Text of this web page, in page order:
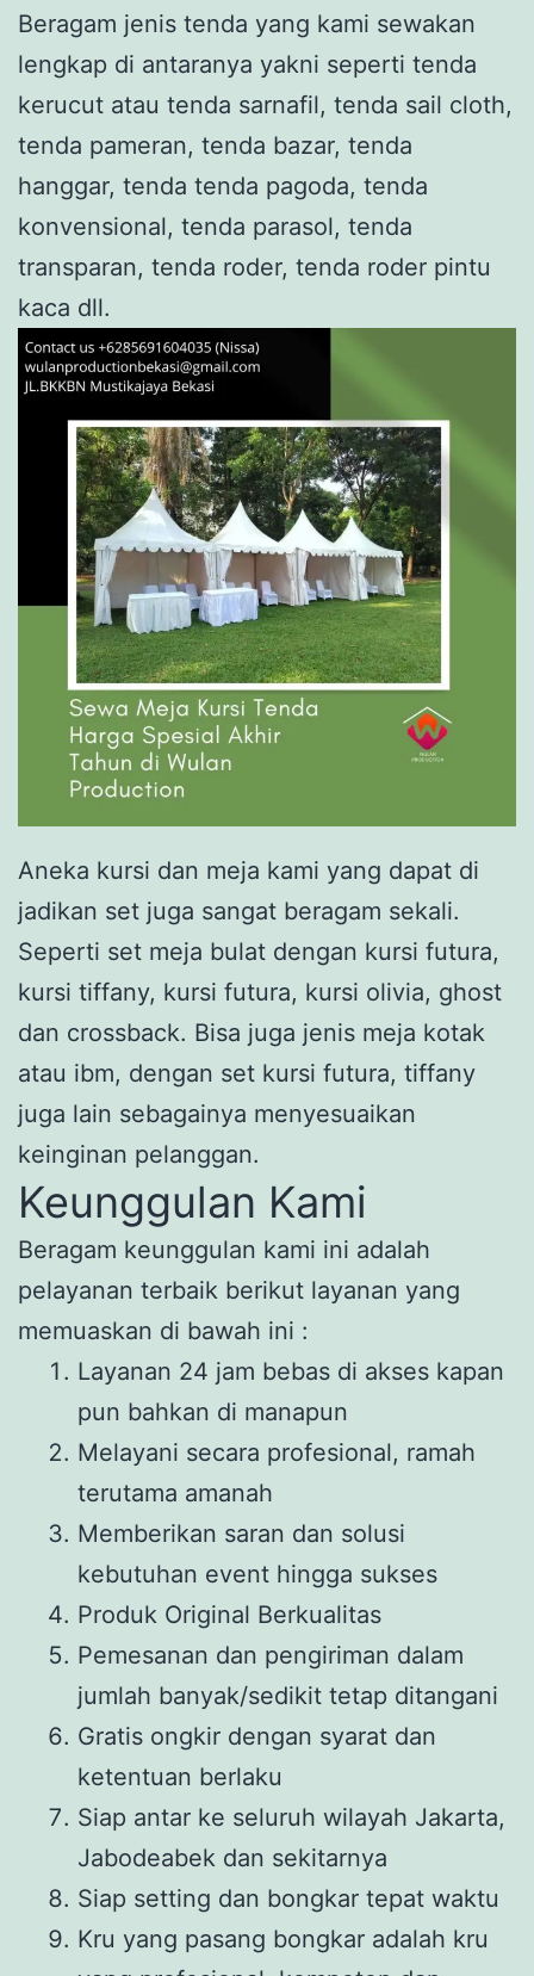
Beragam jenis tenda yang kami sewakan
lengkap di antaranya yakni seperti tenda
kerucut atau tenda sarnafil, tenda sail cloth,
tenda pameran, tenda bazar, tenda
hanggar, tenda tenda pagoda, tenda
konvensional, tenda parasol, tenda
transparan, tenda roder, tenda roder pintu
kaca dll.
Aneka kursi dan meja kami yang dapat di
jadikan set juga sangat beragam sekali.
Seperti set meja bulat dengan kursi futura,
kursi tiffany, kursi futura, kursi olivia, ghost
dan crossback. Bisa juga jenis meja kotak
atau ibm, dengan set kursi futura, tiffany
juga lain sebagainya menyesuaikan
keinginan pelanggan.
Keunggulan Kami
Beragam keunggulan kami ini adalah
pelayanan terbaik berikut layanan yang
memuaskan di bawah ini :
Layanan 24 jam bebas di akses kapan
pun bahkan di manapun
Melayani secara profesional, ramah
terutama amanah
Memberikan saran dan solusi
kebutuhan event hingga sukses
Produk Original Berkualitas
Pemesanan dan pengiriman dalam
jumlah banyak/sedikit tetap ditangani
Gratis ongkir dengan syarat dan
ketentuan berlaku
Siap antar ke seluruh wilayah Jakarta,
Jabodeabek dan sekitarnya
Siap setting dan bongkar tepat waktu
Kru yang pasang bongkar adalah kru